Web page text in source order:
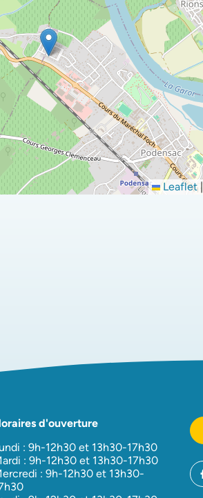
Leaflet |
onglet)
nouvel onglet)
d'ouverture
: 9h-12h30 et 13h30-17h30
: 9h-12h30 et 13h30-17h30
: 9h-12h30 et 13h30-